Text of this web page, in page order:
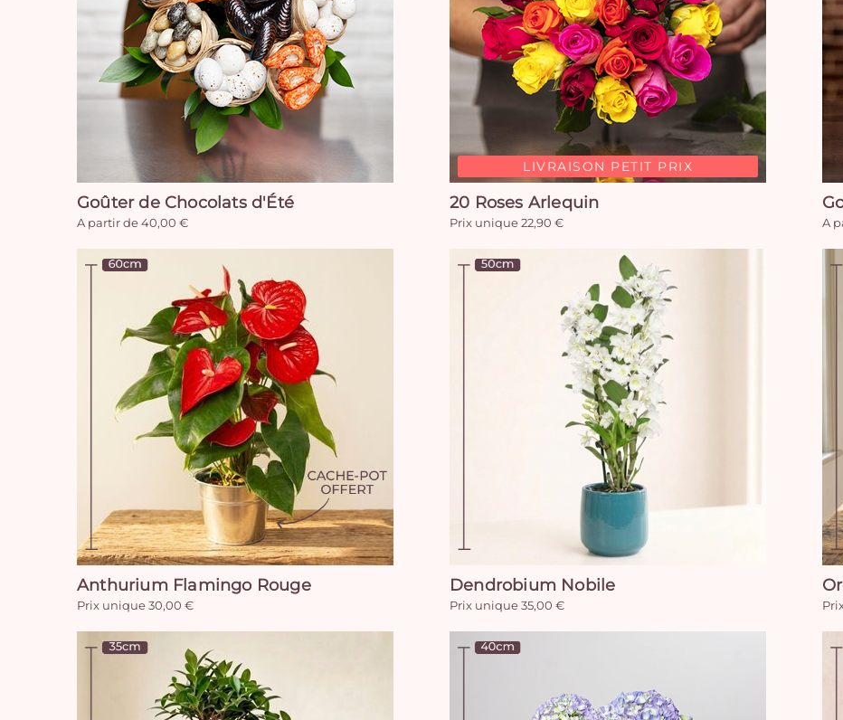
Goûter de Chocolats d'Été
A partir de 40,00 €
LIVRAISON PETIT PRIX
20 Roses Arlequin
Prix unique 22,90 € A
Anthurium Flamingo Rouge
Prix unique 30,00 €
Dendrobium Nobile
Prix unique 35,00 €